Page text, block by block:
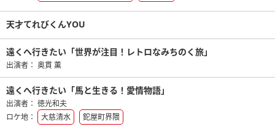
天才てれびくんYOU
遠くへ行きたい「世界が注目！レトロなみちのく旅」
出演者： 奥貫 薫
遠くへ行きたい「馬と生きる！愛情物語」
出演者： 徳光和夫
ロケ地：
大慈清水 鉈屋町界隈